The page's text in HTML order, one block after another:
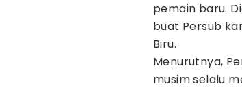
pemain baru.
buat Persub
Biru.
Menurutnya,
musim selalu